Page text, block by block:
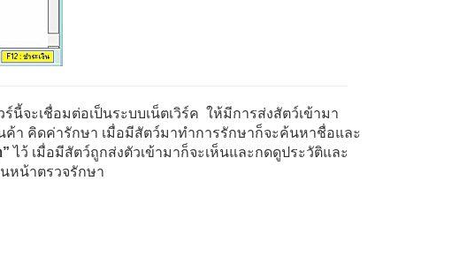
ะเชื่อมต่อเป็นระบบเน็ตเวิร์ค ให้มีการส่งสัตว์เข้ามา
ค้า คิดค่ารักษา เมื่อมีสัตว์มาทำการรักษาก็จะค้นหาชื่อและ
ไว้ เมื่อมีสัตว์ถูกส่งตัวเข้ามาก็จะเห็นและกดดูประวัติและ
หน้าตรวจรักษา